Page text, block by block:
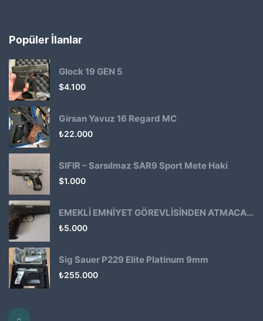
Popüler İlanlar
Glock 19 GEN 5
$4.100
Girsan Yavuz 16 Regard MC
₺22.000
SIFIR – Sarsılmaz SAR9 Sport Mete Haki
$1.000
EMEKLİ EMNİYET GÖREVLİSİNDEN ATMACA 53 KLASİK14
₺5.000
Sig Sauer P229 Elite Platinum 9mm
₺255.000